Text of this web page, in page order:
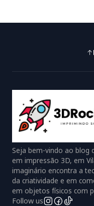
Seja bem-vindo ao blog
em impressão 3D, em
imaginário encontra a
da criatividade e em
em objetos físicos com
Follow us